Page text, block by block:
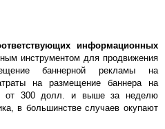
информационных
инструментом для продвижения
баннерной рекламы на
на размещение баннера на
от 300 долл. и выше за неделю
в большинстве случаев окупают